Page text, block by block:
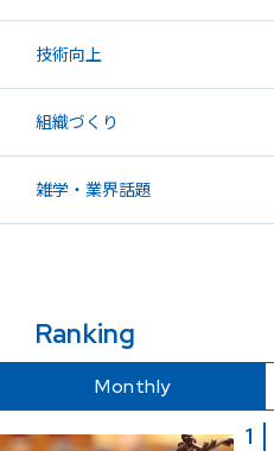
技術向上
組織づくり
雑学・業界話題
Ranking
Monthly